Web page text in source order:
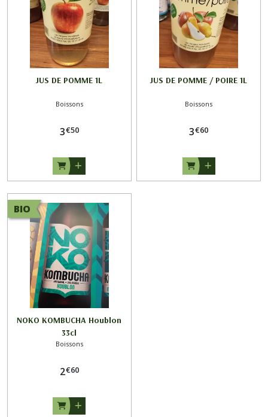
JUS DE POMME 1L
Boissons
3€50
JUS DE POMME / POIRE 1L
Boissons
3€60
BIO
NOKO KOMBUCHA Houblon
33cl
Boissons
2€60